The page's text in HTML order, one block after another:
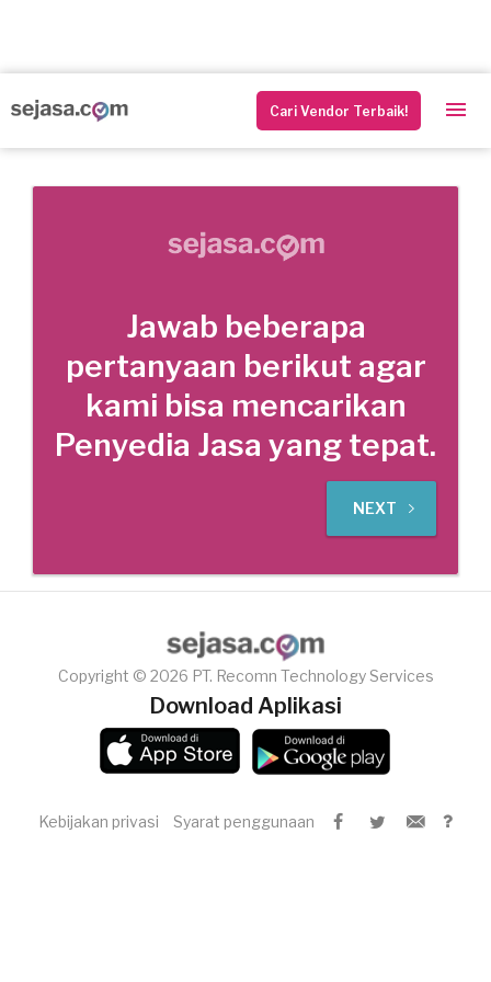
Cari Vendor Terbaik!
Jawab beberapa
pertanyaan berikut agar
kami bisa mencarikan
Penyedia Jasa yang tepat.
NEXT
Copyright © 2026 PT. Recomn Technology Services
Download Aplikasi
Kebijakan privasi Syarat penggunaan